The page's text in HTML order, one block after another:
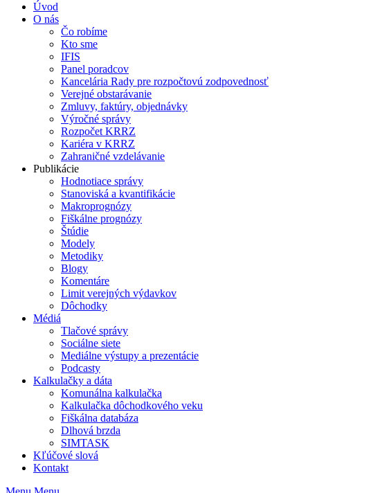
Úvod
O nás
Čo robíme
Kto sme
IFIS
Panel poradcov
Kancelária Rady pre rozpočtovú zodpovednosť
Verejné obstarávanie
Zmluvy, faktúry, objednávky
Výročné správy
Rozpočet KRRZ
Kariéra v KRRZ
Zahraničné vzdelávanie
Publikácie
Hodnotiace správy
Stanoviská a kvantifikácie
Makroprognózy
Fiškálne prognózy
Štúdie
Modely
Metodiky
Blogy
Komentáre
Limit verejných výdavkov
Dôchodky
Médiá
Tlačové správy
Sociálne siete
Mediálne výstupy a prezentácie
Podcasty
Kalkulačky a dáta
Komunálna kalkulačka
Kalkulačka dôchodkového veku
Fiškálna databáza
Dlhová brzda
SIMTASK
Kľúčové slová
Kontakt